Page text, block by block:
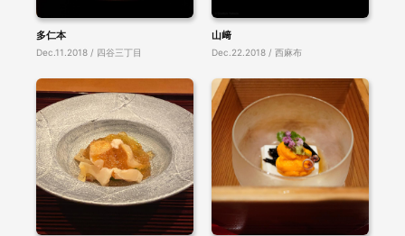
多仁本
Dec.11.2018 / 四谷三丁目
山﨑
Dec.22.2018 / 西麻布